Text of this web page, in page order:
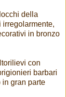
della
irregolarmente,
in bronzo
con
barbari
gran parte